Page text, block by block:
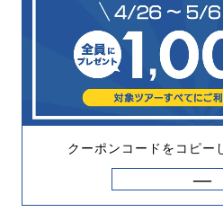
クーポンコードをコピー